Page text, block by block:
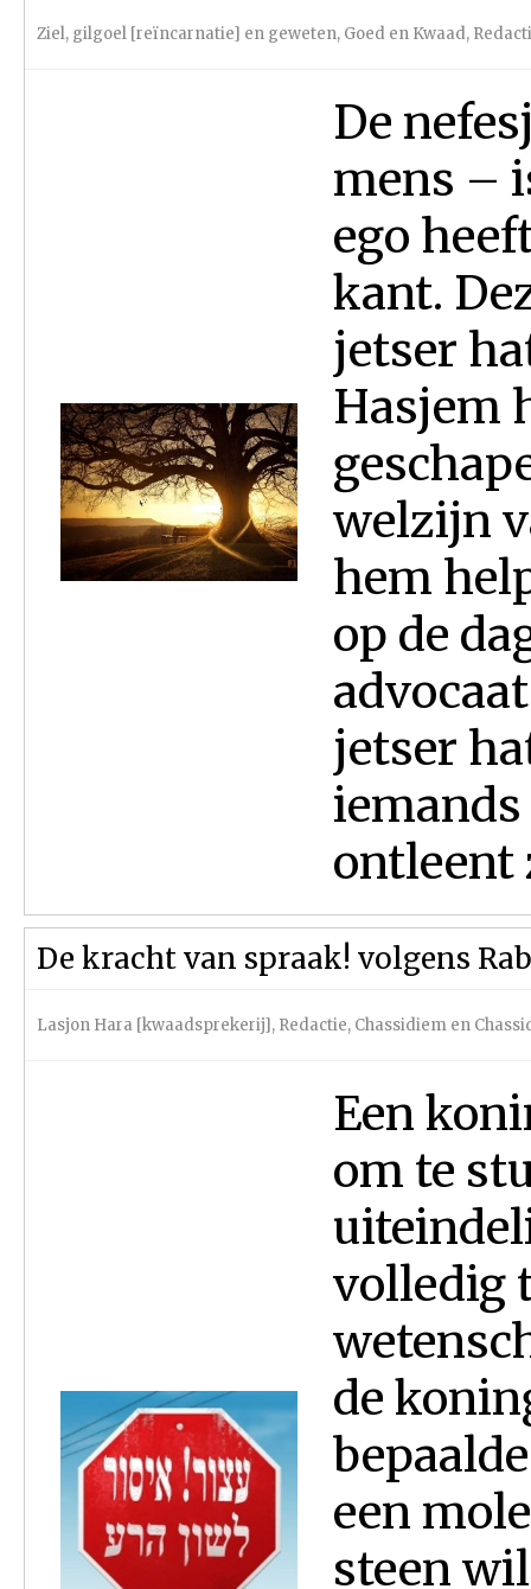
Ziel, gilgoel [reïncarnatie] en geweten, Goed en Kwaad,
De
mens –
ego
kant.
jetser
Hasjem
welzijn
hem
op de
jetser
ontleent
De kracht van spraak! volgens
Lasjon Hara [kwaadsprekerij], Redactie, Chassidiem en
Een
om te
volledig
de
een
steen